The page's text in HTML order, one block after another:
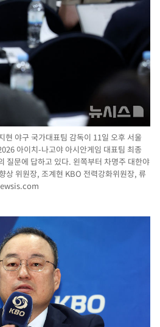
현 야구 국가대표팀 감독이 11일 오후 서울
아이치-나고야 아시안게임 대표팀 최종
질문에 답하고 있다. 왼쪽부터 차명주 대한야
상 위원장, 조계현 KBO 전력강화위원장, 류